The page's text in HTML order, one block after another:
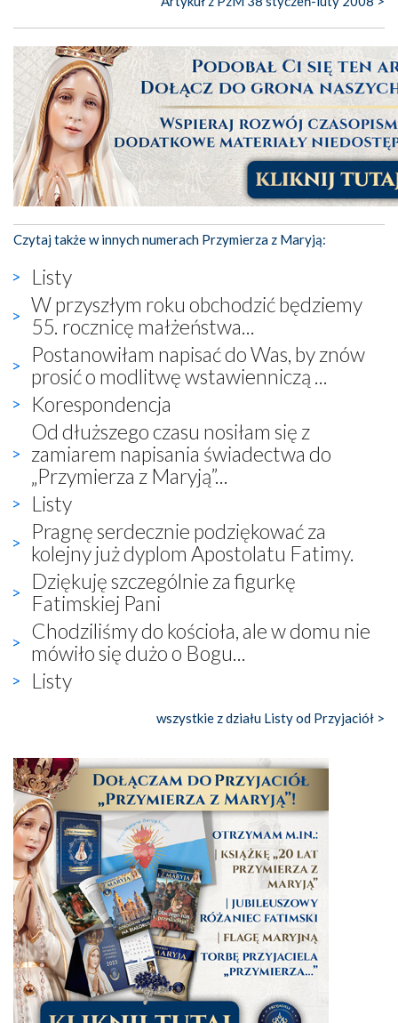
Czytaj także w innych numerach Przymierza z Maryją:
Listy
W przyszłym roku obchodzić będziemy
55. rocznicę małżeństwa...
Postanowiłam napisać do Was, by znów
prosić o modlitwę wstawienniczą ...
Korespondencja
Od dłuższego czasu nosiłam się z
zamiarem napisania świadectwa do
„Przymierza z Maryją”...
Listy
Pragnę serdecznie podziękować za
kolejny już dyplom Apostolatu Fatimy.
Dziękuję szczególnie za figurkę
Fatimskiej Pani
Chodziliśmy do kościoła, ale w domu nie
mówiło się dużo o Bogu...
Listy
wszystkie z działu Listy od Przyjaciół >